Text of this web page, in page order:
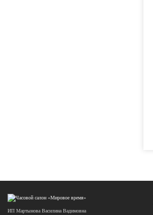
ИП Мартынова Василина Вадимовна